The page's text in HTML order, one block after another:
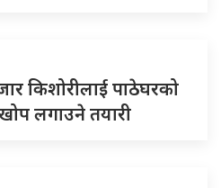
किशोरीलाई पाठेघरको
लगाउने तयारी